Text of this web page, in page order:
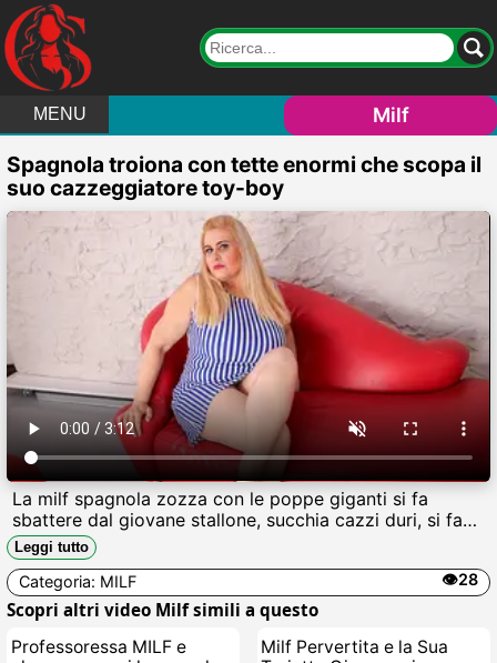
MENU Milf
Spagnola troiona con tette enormi che scopa il
suo cazzeggiatore toy-boy
La milf spagnola zozza con le poppe giganti si fa
sbattere dal giovane stallone, succhia cazzi duri, si fa
inculare profondo e spruzza sborra calda in figa rasata
mentre geme come una puttana in calore.
Leggi tutto
Categoria: MILF 👁️28
Scopri altri video Milf simili a questo
Professoressa MILF e
Milf Pervertita e la Sua